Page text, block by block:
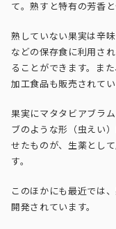
て。熟すと特有の芳香
熟していない果実は辛
などの保存食に利用さ
ることができます。ま
加工食品も販売されてい
果実にマタタビアブラ
ブのような形（虫えい
せたものが、生薬とし
す。
このほかにも最近では
開発されています。